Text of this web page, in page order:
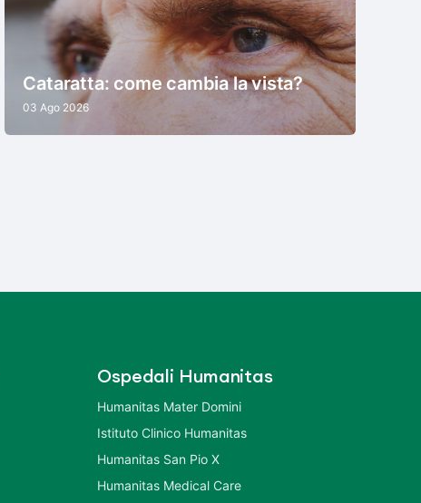
Cataratta: come cambia la vista?
03 Ago 2026
Ospedali Humanitas
Humanitas Mater Domini
Istituto Clinico Humanitas
Humanitas San Pio X
Humanitas Medical Care